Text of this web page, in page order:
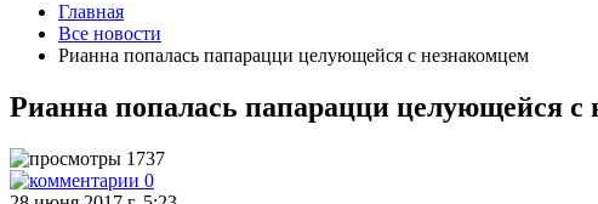
Главная
Все новости
Рианна попалась папарацци целующейся с незнакомцем
Рианна попалась папарацци целующейся с
1737
0